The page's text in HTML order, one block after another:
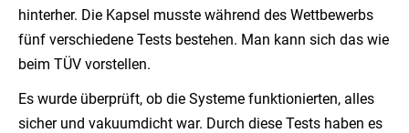
hinterher. Die Kapsel musste während des Wettbewerbs
fünf verschiedene Tests bestehen. Man kann sich das wie
beim TÜV vorstellen.
Es wurde überprüft, ob die Systeme funktionierten, alles
sicher und vakuumdicht war. Durch diese Tests haben es